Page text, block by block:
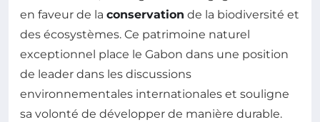
en faveur de la conservation de la biodiversité et
des écosystèmes. Ce patrimoine naturel
exceptionnel place le Gabon dans une position
de leader dans les discussions
environnementales internationales et souligne
sa volonté de développer de manière durable.